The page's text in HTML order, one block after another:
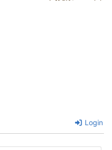
Login